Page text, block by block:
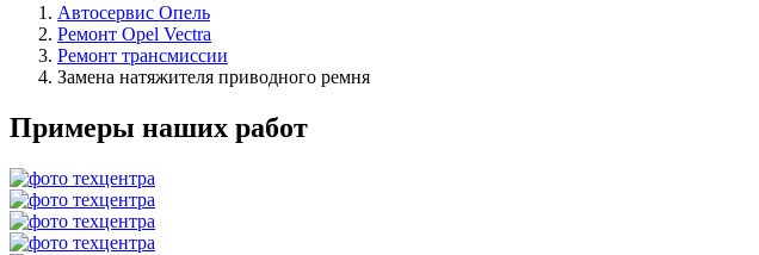
Автосервис Опель
Ремонт Opel Vectra
Ремонт трансмиссии
Замена натяжителя приводного ремня
Примеры наших работ